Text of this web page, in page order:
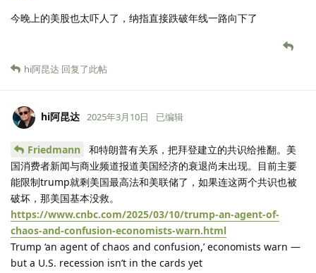
南七第一深情 觉得很赞
hi阿昆达回复了此帖
hi阿昆达 2025年3月10日 已编辑
Friedmann 和特朗普有关系，把拜登建立的共识给推翻。美